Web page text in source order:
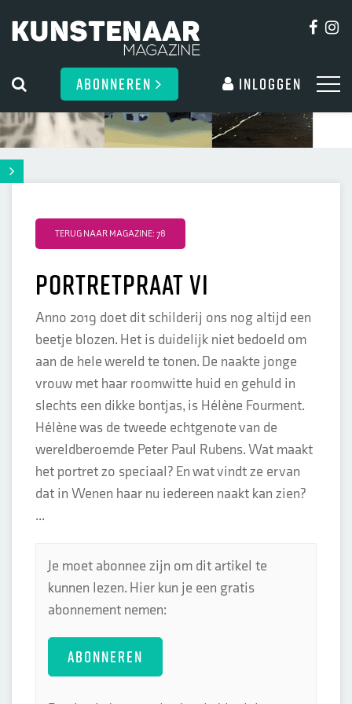
ABONNEREN Inloggen
TERUG NAAR MAGAZINE: 78
portretpraat VI
Anno 2019 doet dit schilderij ons nog altijd een
beetje blozen. Het is duidelijk niet bedoeld om
aan de hele wereld te tonen. De naakte jonge
vrouw met haar roomwitte huid en gehuld in
slechts een dikke bontjas, is Hélène Fourment.
Hélène was de tweede echtgenote van de
wereldberoemde Peter Paul Rubens. Wat maakt
het portret zo speciaal? En wat vindt ze ervan
dat in Wenen haar nu iedereen naakt kan zien?
...
Je moet abonnee zijn om dit artikel te
kunnen lezen. Hier kun je een gratis
abonnement nemen:
ABONNEREN